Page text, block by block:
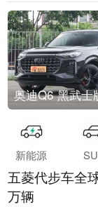
奥迪Q6 黑武士
新能源
五菱代步车全
万辆